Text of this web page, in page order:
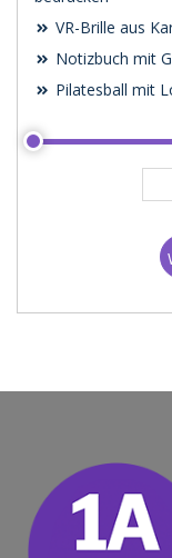
VR-Brille aus
Notizbuch mit
Pilatesball mit